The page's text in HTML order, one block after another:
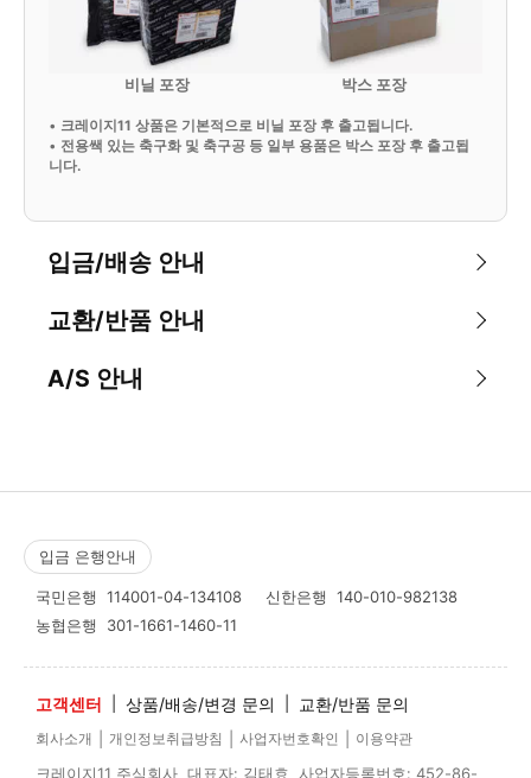
비닐 포장 박스 포장
• 크레이지11 상품은 기본적으로 비닐 포장 후 출고됩니다.
• 전용쌕 있는 축구화 및 축구공 등 일부 용품은 박스 포장 후 출고됩
니다.
입금/배송 안내
교환/반품 안내
A/S 안내
입금 은행안내
국민은행 114001-04-134108 신한은행 140-010-982138
농협은행 301-1661-1460-11
고객센터 상품/배송/변경 문의 교환/반품 문의
회사소개 개인정보취급방침 사업자번호확인 이용약관
크레이지11 주식회사 대표자: 김태효 사업자등록번호: 452-86-